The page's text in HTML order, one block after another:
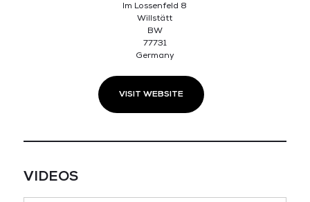
Im Lossenfeld 8
Willstätt
BW
77731
Germany
VISIT WEBSITE
VIDEOS